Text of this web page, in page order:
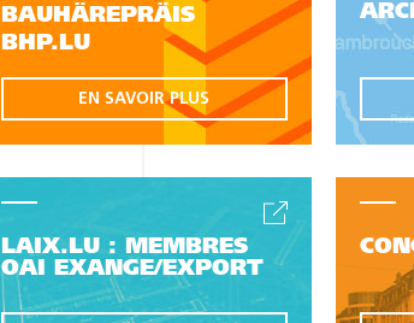
BAUHÄREPRÄIS
BHP.LU
EN SAVOIR PLUS
LAIX.LU : MEMBRES
OAI EXANGE/EXPORT